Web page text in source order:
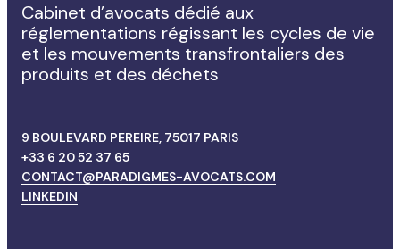
Cabinet d’avocats dédié aux
réglementations régissant les cycles de vie
et les mouvements transfrontaliers des
produits et des déchets
9 BOULEVARD PEREIRE, 75017 PARIS
+33 6 20 52 37 65
CONTACT@PARADIGMES-AVOCATS.COM
LINKEDIN